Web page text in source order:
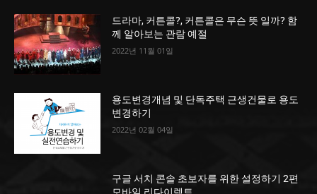
드라마, 커튼콜?, 커튼콜은 무슨 뜻 일까? 함
께 알아보는 관람 예절
2022년 11월 01일
용도변경개념 및 단독주택 근생건물로 용도
변경하기
2022년 02월 04일
구글 서치 콘솔 초보자를 위한 설정하기 2편
모바일 리다이렉트